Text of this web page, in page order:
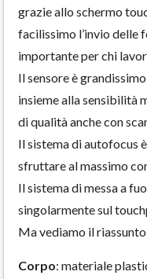
grazie allo schermo
facilissimo l’invio delle
importante per chi
Il sensore è
insieme alla sensibilità
di qualità anche con
Il sistema di autofocus
sfruttare al massimo
Il sistema di messa a
singolarmente sul
Ma vediamo il
Corpo: materiale